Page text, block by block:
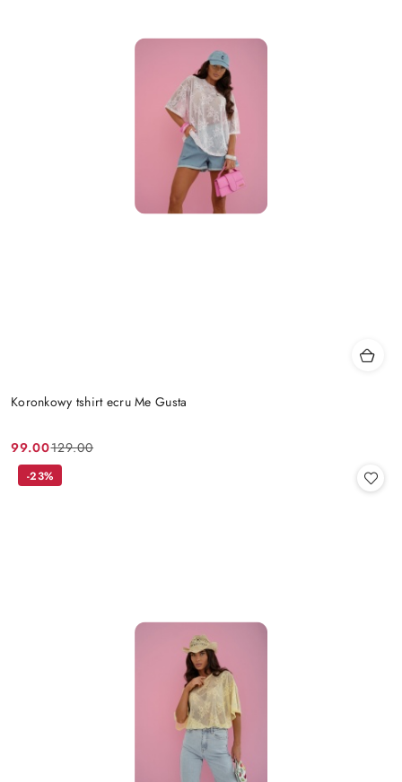
Koronkowy tshirt ecru Me Gusta
Cena
promocyjna:
99.00
Cena
przed
129.00
-23%